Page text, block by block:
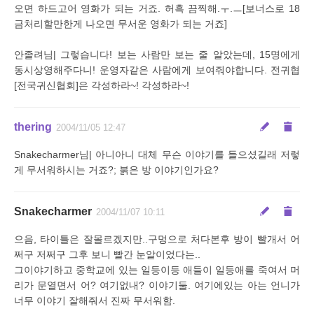
오면 하드고어 영화가 되는 거죠. 허흑 끔찍해.ㅜ.ㅡ[보너스로 18
금처리할만한게 나오면 무서운 영화가 되는 거죠]
안졸려님| 그렇습니다! 보는 사람만 보는 줄 알았는데, 15명에게
동시상영해주다니! 운영자같은 사람에게 보여줘야합니다. 전귀협
[전국귀신협회]은 각성하라~! 각성하라~!
thering 2004/11/05 12:47
Snakecharmer님| 아니아니 대체 무슨 이야기를 들으셨길래 저렇
게 무서워하시는 거죠?; 붉은 방 이야기인가요?
Snakecharmer 2004/11/07 10:11
으음, 타이틀은 잘몰르겠지만..구멍으로 처다본후 방이 빨개서 어
쩌구 저쩌구 그후 보니 빨간 눈알이었다는..
그이야기하고 중학교에 있는 일등이등 애들이 일등애를 죽여서 머
리가 문열면서 어? 여기없내? 이야기둘. 여기에있는 아는 언니가
너무 이야기 잘해줘서 진짜 무서워함.